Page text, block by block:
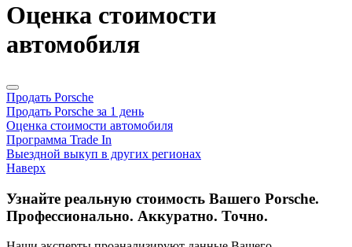
Оценка стоимости
автомобиля
Продать Porsche
Продать Porsche за 1 день
Оценка стоимости автомобиля
Программа Trade In
Выездной выкуп в других регионах
Наверх
Узнайте реальную стоимость Вашего Porsche.
Профессионально. Аккуратно. Точно.